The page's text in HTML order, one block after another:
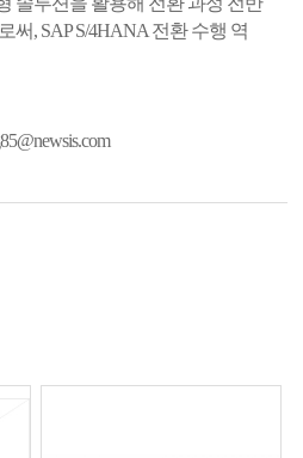
써, SAP S/4HANA 전환 수행 역